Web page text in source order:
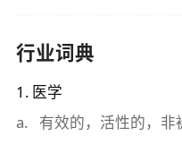
行业词典
1 . 医学
a. 有效的，活性的，